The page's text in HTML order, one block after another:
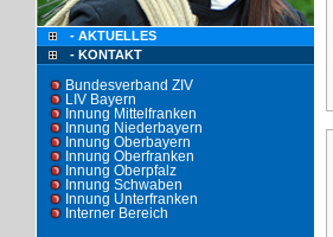
- AKTUELLES
- KONTAKT
Bundesverband ZIV
LIV Bayern
Innung Mittelfranken
Innung Niederbayern
Innung Oberbayern
Innung Oberfranken
Innung Oberpfalz
Innung Schwaben
Innung Unterfranken
Interner Bereich